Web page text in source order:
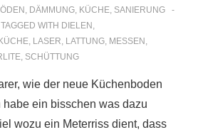
, DÄMMUNG, KÜCHE, SANIERUNG
TAGGED WITH DIELEN ,
KÜCHE, LASER, LATTUNG, MESSEN ,
, SCHÜTTUNG
wie der neue Küchenboden
habe ein bisschen was dazu
wozu ein Meterriss dient, dass